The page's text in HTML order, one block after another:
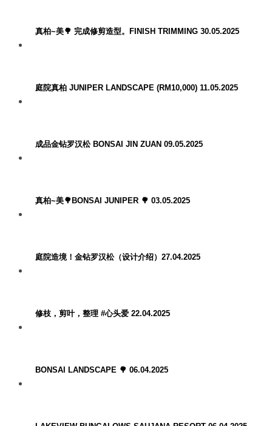
真柏~美🌳 完成修剪造型。FINISH TRIMMING 30.05.2025
庭院真柏 JUNIPER LANDSCAPE (RM10,000) 11.05.2025
成品金钻罗汉松 BONSAI JIN ZUAN 09.05.2025
真柏~美🌳BONSAI JUNIPER 🌳 03.05.2025
庭院造境！金钻罗汉松（设计介绍）27.04.2025
修枝，剪叶，整理 #心头爱 22.04.2025
BONSAI LANDSCAPE 🌳 06.04.2025